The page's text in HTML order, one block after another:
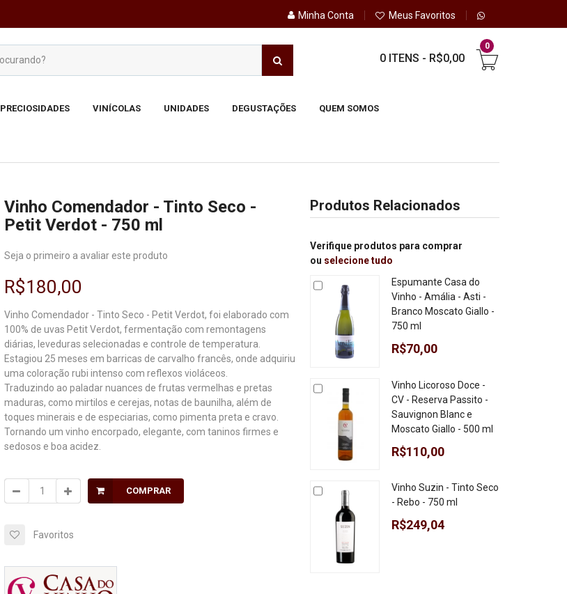
Meus Favoritos
Minha Conta
0
0 ITENS - R$0,00
PRECIOSIDADES VINÍCOLAS UNIDADES DEGUSTAÇÕES QUEM SOMOS
Vinho Comendador - Tinto Seco -
Petit Verdot - 750 ml
Seja o primeiro a avaliar este produto
R$180,00
Vinho Comendador - Tinto Seco - Petit Verdot, foi elaborado com
100% de uvas Petit Verdot, fermentação com remontagens
diárias, leveduras selecionadas e controle de temperatura.
Estagiou 25 meses em barricas de carvalho francês, onde adquiriu
uma coloração rubi intenso com reflexos violáceos.
Traduzindo ao paladar nuances de frutas vermelhas e pretas
maduras, como mirtilos e cerejas, notas de baunilha, além de
toques minerais e de especiarias, como pimenta preta e cravo.
Tornando um vinho encorpado, elegante, com taninos firmes e
sedosos e boa acidez.
COMPRAR
Favoritos
Produtos Relacionados
Verifique produtos para comprar
ou selecione tudo
Espumante Casa do
Vinho - Amália - Asti -
Branco Moscato Giallo -
750 ml
R$70,00
Vinho Licoroso Doce -
CV - Reserva Passito -
Sauvignon Blanc e
Moscato Giallo - 500 ml
R$110,00
Vinho Suzin - Tinto Seco
- Rebo - 750 ml
R$249,04